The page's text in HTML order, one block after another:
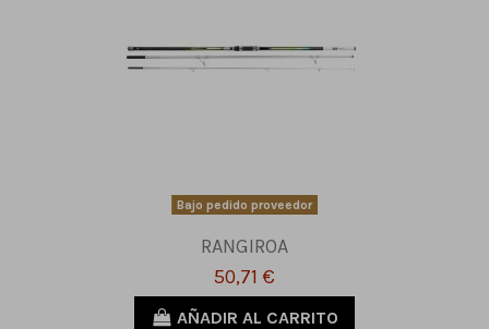
Bajo pedido proveedor
RANGIROA
50,71 €
AÑADIR AL CARRITO